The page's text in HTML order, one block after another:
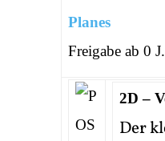
Planes
Freigabe ab 0
2D –
Der